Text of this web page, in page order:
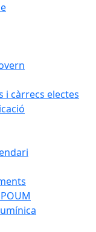
i càrrecs electes